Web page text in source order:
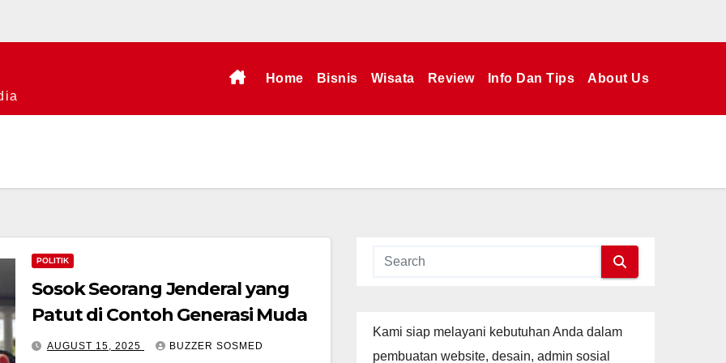
Home Bisnis Wisata Review Info Dan Tips About Us
POLITIK
Sosok Seorang Jenderal yang
Patut di Contoh Generasi Muda
AUGUST 15, 2025 BUZZER SOSMED
Kami siap melayani kebutuhan Anda dalam
pembuatan website, desain, admin sosial